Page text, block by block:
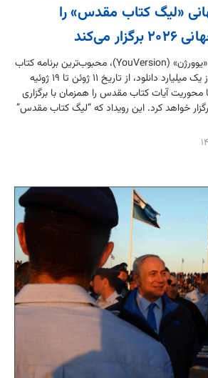
«لیگ کتاب مقدس» را
می‌کند
«محبت نیوز»- اپلیکیشن «یوورژن» (YouVersion)، محبوب‌ترین برنامه کتاب
مقدس در جهان با بیش از یک میلیارد دانلود، از تاریخ ۱۱ ژوئن تا ۱۹ ژوئیه
محوریت آیات کتاب مقدس را همزمان با برگزاری
جهانی فوتبال ۲۰۲۶ برگزار خواهد کرد. این رویداد که “لیگ کتاب مقدس”